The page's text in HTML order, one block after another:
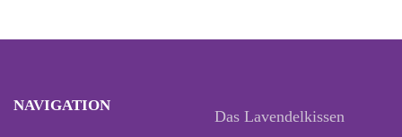
NAVIGATION
Das Lavendelkissen